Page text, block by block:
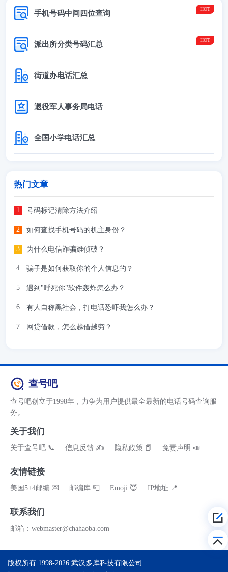
手机号码中间四位查询
派出所分类号码汇总
街道办电话汇总
退役军人事务局电话
全国小学电话汇总
热门文章
号码标记清除方法介绍
如何查找手机号码的机主身份？
为什么电信诈骗难侦破？
骗子是如何获取你的个人信息的？
遇到"呼死你"软件轰炸怎么办？
有人自称黑社会，打电话恐吓我怎么办？
网贷借款，怎么越借越穷？
查号吧
查号吧创立于1998年，力争为用户提供最全最新的电话号码查询服
务。
关于我们
关于查号吧 📞 信息反馈 ✍ 隐私政策 📕 免责声明 📣
友情链接
美国5+4邮编 💌 邮编库 📮 Emoji 😇 IP地址 📍
联系我们
邮箱：webmaster@chahaoba.com
版权所有 1998-2026 武汉多库科技有限公司